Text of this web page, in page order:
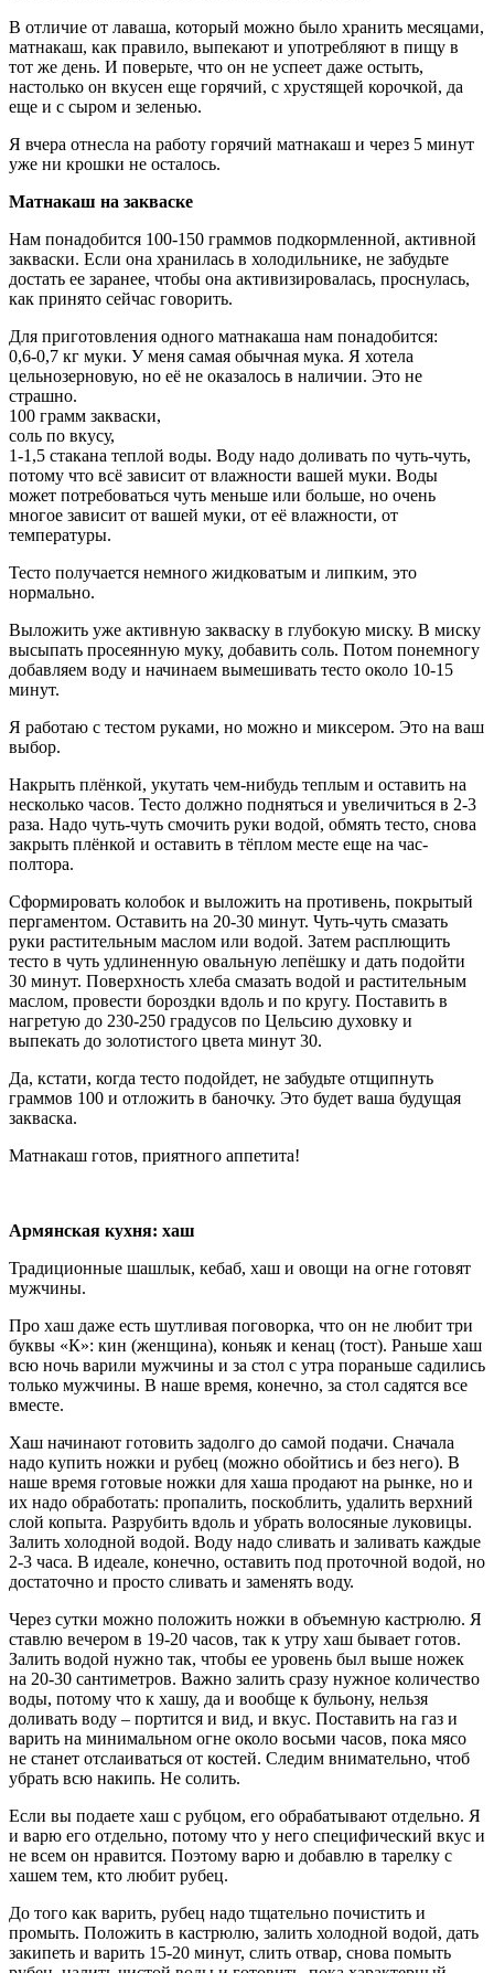
В отличие от лаваша, который можно было хранить месяцами,
матнакаш, как правило, выпекают и употребляют в пищу в
тот же день. И поверьте, что он не успеет даже остыть,
настолько он вкусен еще горячий, с хрустящей корочкой, да
еще и с сыром и зеленью.
Я вчера отнесла на работу горячий матнакаш и через 5 минут
уже ни крошки не осталось.
Матнакаш на закваске
Нам понадобится 100-150 граммов подкормленной, активной
закваски. Если она хранилась в холодильнике, не забудьте
достать ее заранее, чтобы она активизировалась, проснулась,
как принято сейчас говорить.
Для приготовления одного матнакаша нам понадобится:
0,6-0,7 кг муки. У меня самая обычная мука. Я хотела
цельнозерновую, но её не оказалось в наличии. Это не
страшно.
100 грамм закваски,
соль по вкусу,
1-1,5 стакана теплой воды. Воду надо доливать по чуть-чуть,
потому что всё зависит от влажности вашей муки. Воды
может потребоваться чуть меньше или больше, но очень
многое зависит от вашей муки, от её влажности, от
температуры.
Тесто получается немного жидковатым и липким, это
нормально.
Выложить уже активную закваску в глубокую миску. В миску
высыпать просеянную муку, добавить соль. Потом понемногу
добавляем воду и начинаем вымешивать тесто около 10-15
минут.
Я работаю с тестом руками, но можно и миксером. Это на ваш
выбор.
Накрыть плёнкой, укутать чем-нибудь теплым и оставить на
несколько часов. Тесто должно подняться и увеличиться в 2-3
раза. Надо чуть-чуть смочить руки водой, обмять тесто, снова
закрыть плёнкой и оставить в тёплом месте еще на час-
полтора.
Сформировать колобок и выложить на противень, покрытый
пергаментом. Оставить на 20-30 минут. Чуть-чуть смазать
руки растительным маслом или водой. Затем расплющить
тесто в чуть удлиненную овальную лепёшку и дать подойти
30 минут. Поверхность хлеба смазать водой и растительным
маслом, провести бороздки вдоль и по кругу. Поставить в
нагретую до 230-250 градусов по Цельсию духовку и
выпекать до золотистого цвета минут 30.
Да, кстати, когда тесто подойдет, не забудьте отщипнуть
граммов 100 и отложить в баночку. Это будет ваша будущая
закваска.
Матнакаш готов, приятного аппетита!
Армянская кухня: хаш
Традиционные шашлык, кебаб, хаш и овощи на огне готовят
мужчины.
Про хаш даже есть шутливая поговорка, что он не любит три
буквы «К»: кин (женщина), коньяк и кенац (тост). Раньше хаш
всю ночь варили мужчины и за стол с утра пораньше садились
только мужчины. В наше время, конечно, за стол садятся все
вместе.
Хаш начинают готовить задолго до самой подачи. Сначала
надо купить ножки и рубец (можно обойтись и без него). В
наше время готовые ножки для хаша продают на рынке, но и
их надо обработать: пропалить, поскоблить, удалить верхний
слой копыта. Разрубить вдоль и убрать волосяные луковицы.
Залить холодной водой. Воду надо сливать и заливать каждые
2-3 часа. В идеале, конечно, оставить под проточной водой, но
достаточно и просто сливать и заменять воду.
Через сутки можно положить ножки в объемную кастрюлю. Я
ставлю вечером в 19-20 часов, так к утру хаш бывает готов.
Залить водой нужно так, чтобы ее уровень был выше ножек
на 20-30 сантиметров. Важно залить сразу нужное количество
воды, потому что к хашу, да и вообще к бульону, нельзя
доливать воду – портится и вид, и вкус. Поставить на газ и
варить на минимальном огне около восьми часов, пока мясо
не станет отслаиваться от костей. Следим внимательно, чтоб
убрать всю накипь. Не солить.
Если вы подаете хаш с рубцом, его обрабатывают отдельно. Я
и варю его отдельно, потому что у него специфический вкус и
не всем он нравится. Поэтому варю и добавлю в тарелку с
хашем тем, кто любит рубец.
До того как варить, рубец надо тщательно почистить и
промыть. Положить в кастрюлю, залить холодной водой, дать
закипеть и варить 15-20 минут, слить отвар, снова помыть